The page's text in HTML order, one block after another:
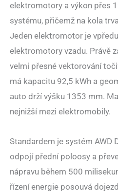
elektromotory a výkon přes
systému, přičemž na kola
Jeden elektromotor je
elektromotory vzadu. Právě
velmi přesné vektorování
má kapacitu 92,5 kWh a
auto drží výšku 1353 mm.
nejnižší mezi elektromobily.
Standardem je systém AWD
odpojí přední poloosy a
nápravu během 500
řízení energie posouvá